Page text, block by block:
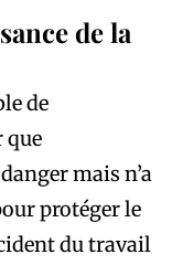
de la
de
que
mais n’a
protéger le
du travail